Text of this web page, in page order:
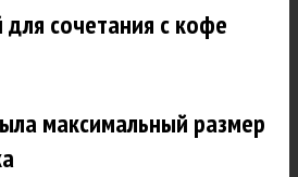
сочетания с кофе
максимальный размер